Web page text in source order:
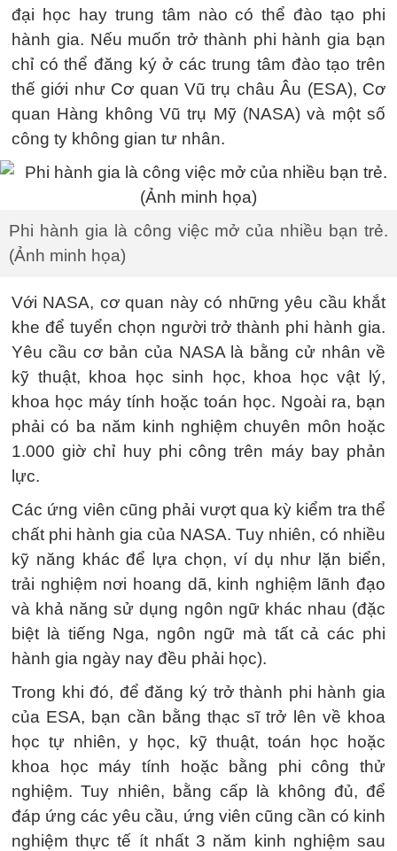
đại học hay trung tâm nào có thể đào tạo phi
hành gia. Nếu muốn trở thành phi hành gia bạn
chỉ có thể đăng ký ở các trung tâm đào tạo trên
thế giới như Cơ quan Vũ trụ châu Âu (ESA), Cơ
quan Hàng không Vũ trụ Mỹ (NASA) và một số
công ty không gian tư nhân.
Phi hành gia là công việc mở của nhiều bạn trẻ.
(Ảnh minh họa)
Với NASA, cơ quan này có những yêu cầu khắt
khe để tuyển chọn người trở thành phi hành gia.
Yêu cầu cơ bản của NASA là bằng cử nhân về
kỹ thuật, khoa học sinh học, khoa học vật lý,
khoa học máy tính hoặc toán học. Ngoài ra, bạn
phải có ba năm kinh nghiệm chuyên môn hoặc
1.000 giờ chỉ huy phi công trên máy bay phản
lực.
Các ứng viên cũng phải vượt qua kỳ kiểm tra thể
chất phi hành gia của NASA. Tuy nhiên, có nhiều
kỹ năng khác để lựa chọn, ví dụ như lặn biển,
trải nghiệm nơi hoang dã, kinh nghiệm lãnh đạo
và khả năng sử dụng ngôn ngữ khác nhau (đặc
biệt là tiếng Nga, ngôn ngữ mà tất cả các phi
hành gia ngày nay đều phải học).
Trong khi đó, để đăng ký trở thành phi hành gia
của ESA, bạn cần bằng thạc sĩ trở lên về khoa
học tự nhiên, y học, kỹ thuật, toán học hoặc
khoa học máy tính hoặc bằng phi công thử
nghiệm. Tuy nhiên, bằng cấp là không đủ, để
đáp ứng các yêu cầu, ứng viên cũng cần có kinh
nghiệm thực tế ít nhất 3 năm kinh nghiệm sau